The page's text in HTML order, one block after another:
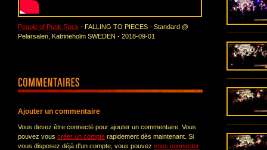
People of Punk Rock - FALLING TO PIECES - Standard @
Pelarsalen, Katrineholm SWEDEN - 2018-09-01
Ajouter un commentaire
Vous devez être connecté pour ajouter un commentaire. Vous
pouvez vous créer un compte rapidement dès maintenant. Si
vous disposez déjà d'un compte, vous pouvez vous connecter